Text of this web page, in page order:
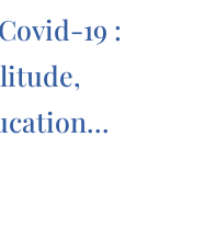
19 :